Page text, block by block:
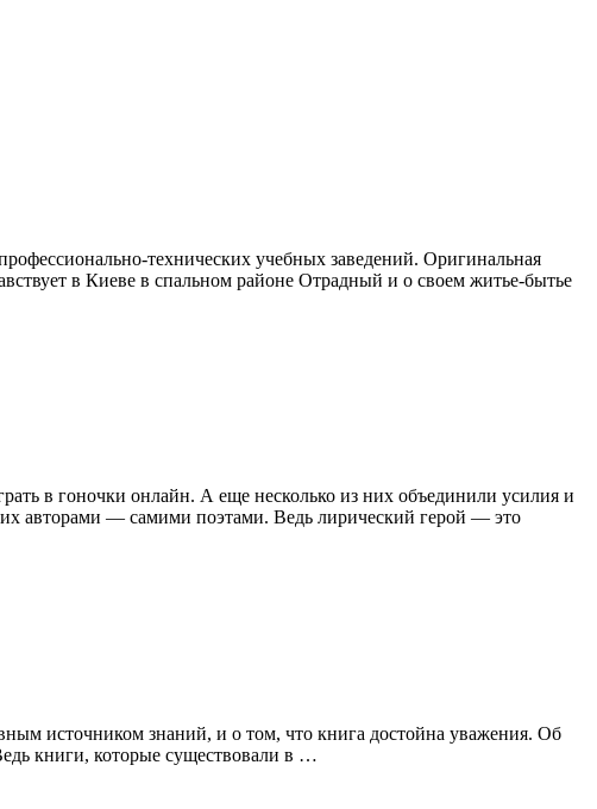
технических учебных заведений. Оригинальная
в Киеве в спальном районе Отрадный и о своем житье-бытье
в гоночки онлайн. А еще несколько из них объединили усилия и
авторами — самими поэтами. Ведь лирический герой — это
источником знаний, и о том, что книга достойна уважения. Об
книги, которые существовали в …